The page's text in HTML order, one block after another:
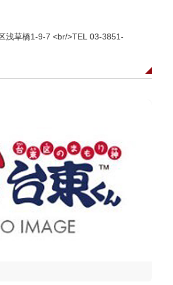
浅草橋1-9-7 <br/>TEL 03-3851-